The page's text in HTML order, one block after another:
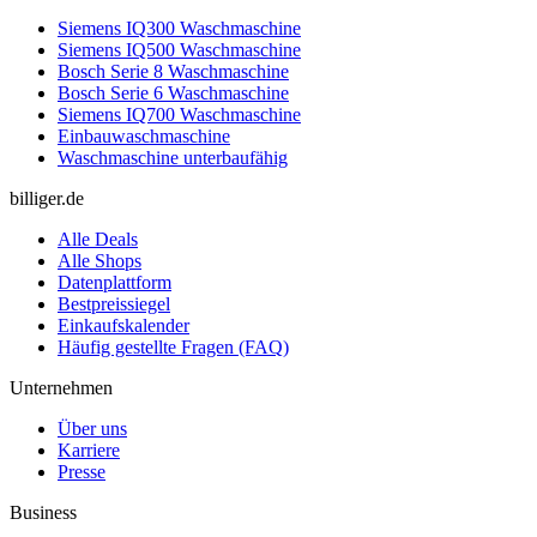
Siemens IQ300 Waschmaschine
Siemens IQ500 Waschmaschine
Bosch Serie 8 Waschmaschine
Bosch Serie 6 Waschmaschine
Siemens IQ700 Waschmaschine
Einbauwaschmaschine
Waschmaschine unterbaufähig
billiger.de
Alle Deals
Alle Shops
Datenplattform
Bestpreissiegel
Einkaufskalender
Häufig gestellte Fragen (FAQ)
Unternehmen
Über uns
Karriere
Presse
Business